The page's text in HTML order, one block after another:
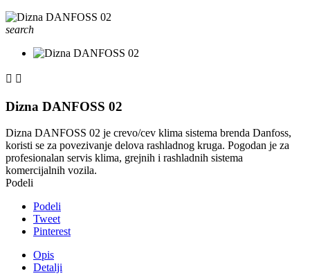
search
 
Dizna DANFOSS 02
Dizna DANFOSS 02 je crevo/cev klima sistema brenda Danfoss,
koristi se za povezivanje delova rashladnog kruga. Pogodan je za
profesionalan servis klima, grejnih i rashladnih sistema
komercijalnih vozila.
Podeli
Podeli
Tweet
Pinterest
Opis
Detalji